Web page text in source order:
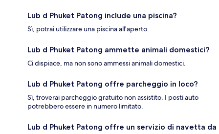
Lub d Phuket Patong include una piscina?
Sì, potrai utilizzare una piscina all'aperto.
Lub d Phuket Patong ammette animali domestici?
Ci dispiace, ma non sono ammessi animali domestici.
Lub d Phuket Patong offre parcheggio in loco?
Sì, troverai parcheggio gratuito non assistito. I posti auto
potrebbero essere in numero limitato.
Lub d Phuket Patong offre un servizio di navetta da